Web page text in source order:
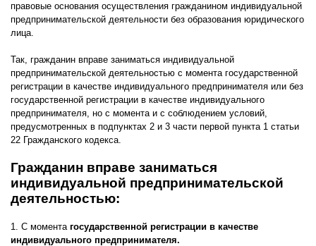
правовые основания осуществления гражданином индивидуальной
предпринимательской деятельности без образования юридического
лица.
Так, гражданин вправе заниматься индивидуальной
предпринимательской деятельностью с момента государственной
регистрации в качестве индивидуального предпринимателя или без
государственной регистрации в качестве индивидуального
предпринимателя, но с момента и с соблюдением условий,
предусмотренных в подпунктах 2 и 3 части первой пункта 1 статьи
22 Гражданского кодекса.
Гражданин вправе заниматься
индивидуальной предпринимательской
деятельностью:
1. С момента государственной регистрации в качестве
индивидуального предпринимателя.